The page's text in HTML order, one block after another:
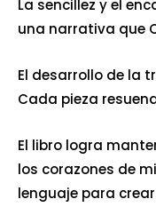
La sencillez y el
una narrativa que
El desarrollo de la
Cada pieza
El libro logra
los corazones de
lenguaje para